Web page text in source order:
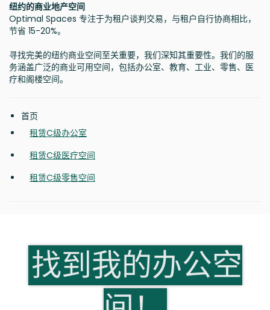
纽约的商业地产空间
Optimal Spaces 专注于为租户谈判交易，与租户自行协商相比，
节省 15-20%。
寻找完美的纽约商业空间至关重要，我们深知其重要性。我们的服
务涵盖广泛的商业可用空间，包括办公室、教育、工业、零售、医
疗和阁楼空间。
首页
租赁C级办公室
租赁C级医疗空间
租赁C级零售空间
找到我的办公空